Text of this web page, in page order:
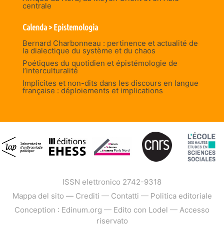
centrale
Calenda > Epistemologia
Bernard Charbonneau : pertinence et actualité de
la dialectique du système et du chaos
Poétiques du quotidien et épistémologie de
l’interculturalité
Implicites et non-dits dans les discours en langue
française : déploiements et implications
ISSN elettronico 2742-9318
Mappa del sito — Crediti — Contatti — Politica editoriale
Conception : Edinum.org — Edito con Lodel — Accesso
riservato